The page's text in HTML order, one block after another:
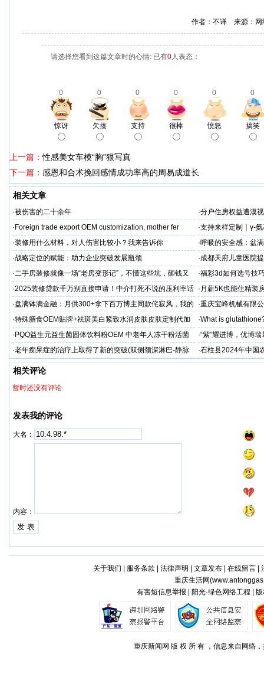
作者：不详 来源：
请选择您看到这篇文章时的心情: 已有0人表态：
0 0 0 0 0 0
惊讶 欠揍 支持 很棒 愤怒 搞笑
上一篇：性感美女车模“胸”狠写真
下一篇： 感恩和合术挽回感情成功率高的周易成道长
相关文章
·被伤害的二十余年 ·分户住房权益遭漠视
· Foreign trade export OEM customization, mother fer ·支持来样定制｜γ-
全流程开发（含五重
·装修用什么材料，对人伤害比较小？我来告诉你 ·呼吸的安全感：盆
保准则
·战略定位的赋能：助力企业突破发展瓶颈 ·成都天府儿童医院
童抽动症预防为主
·二手房装修就像一场“老房变形记”，不懂这些坑，砸钱又
糟心！看完这篇再开工
·福彩3d如何选号技
·2025装修贷款千万别直接申请！中介打死不说的压利率话
术大公开
· 月薪5K也能住精装
杆撬动百万级质感！
·盘满钵满金融：月供300+拿下百万博主同款侘寂风，我的
家被邻居追着问链接
·重庆宝峰机械有限
性
·特殊膳食OEM贴牌+祛斑美白紧致水润皮肤皮肤定制代加
工厂家
·What is
· PQQ益生元益生菌固体饮料粉OEM 中老年人冻干粉活菌
粉贴牌代加工
·“紫”耀进博，优博
·老年痴呆症的治疗上取得了新的突破(双侧颈深淋巴-静脉
吻合术)
·石柱县2024年中国
相关评论
暂时还没有评论
发表我的评论
大名：
内容：
关于我们 服务条款 法律声明 文章发布| 在线留言|
重庆生活网(
有害短信息举报 | 阳光·绿色网络工程 |
重庆新闻网 版 权 所 有 ，信息来自网络